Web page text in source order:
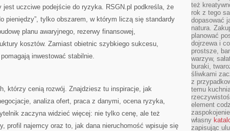
uczciwe podejście do ryzyka. RSGN.pl podkreśla, że
pieniędzy”, tylko obszarem, w którym liczą się standardy
planu awaryjnego, rezerwy finansowej,
kosztów. Zamiast obietnic szybkiego sukcesu,
inwestować stabilnie.
którzy cenią rozwój. Znajdziesz tu inspiracje, jak
analiza ofert, praca z danymi, ocena ryzyka,
zaczyna widzieć więcej: nie tylko cenę, ale też
profil najemcy oraz to, jak dana nieruchomość wpisuje się
też
rok z tego
dopasować
natura.
planować
dojrzewa i
prostsze,
warzyw,
buraki,
śliwkami
z
temu
element
własny
zapisując